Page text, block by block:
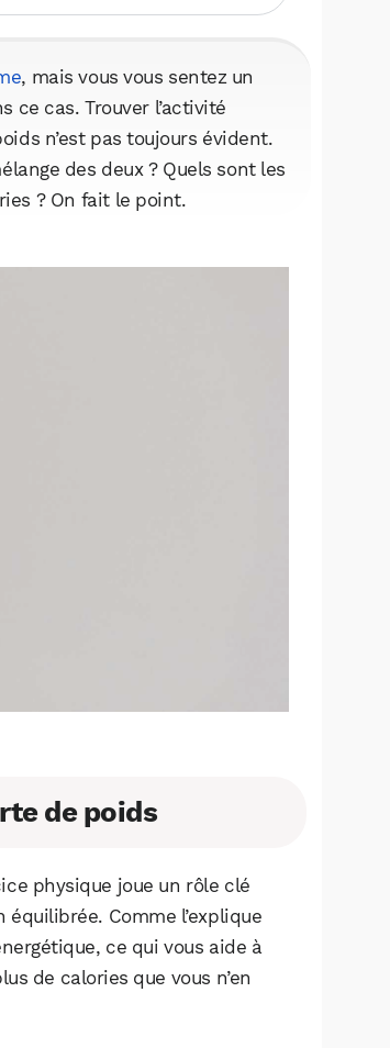
, mais vous vous sentez un
ce cas. Trouver l’activité
n’est pas toujours évident.
des deux ? Quels sont les
? On fait le point.
de poids
physique joue un rôle clé
Comme l’explique
ce qui vous aide à
de calories que vous n’en